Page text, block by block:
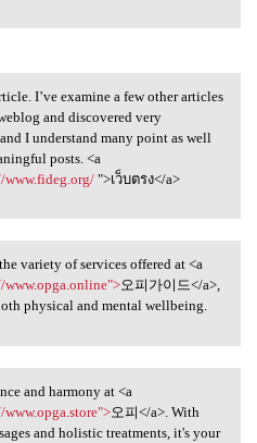
I’ve
I’ve examine a few other articles
and discovered very
I understand many point as well
posts. <a
www.fideg.org/">เว็บตรง</a>
the variety of
variety of services offered at <a
www.opga.online">오피가이드</a>,
physical and mental wellbeing.
and harmony
and harmony at <a
오피</a>. With
and holistic treatments, it's your